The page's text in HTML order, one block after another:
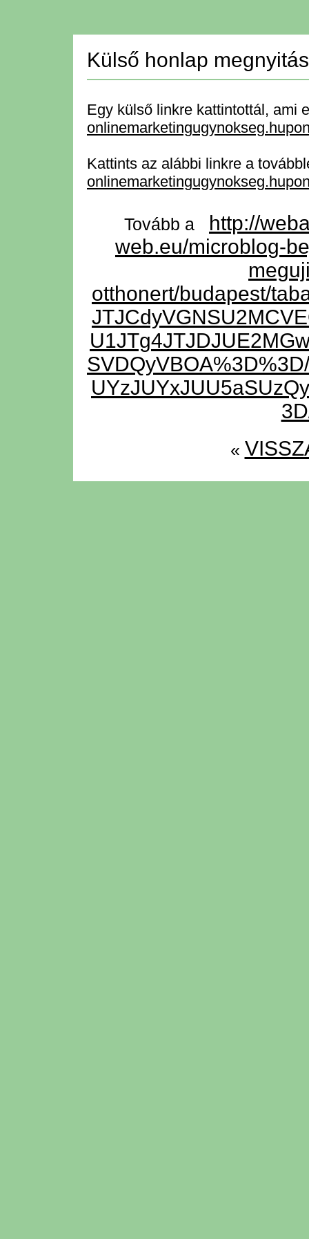
Külső honlap
Egy külső linkre kattintottál, ami
Kattints az alábbi linkre a
Tovább a http://
web.eu/microblog-
otthonert/budapest/
«